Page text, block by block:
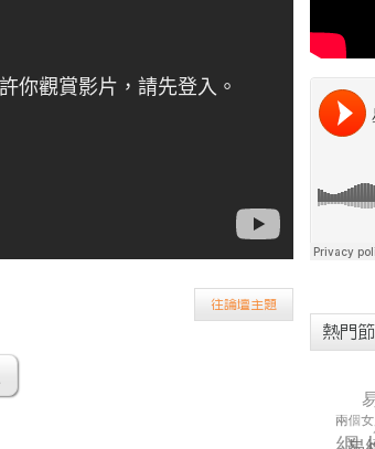
往論壇主題
熱門